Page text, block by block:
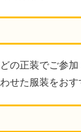
の正装でご参
せた服装をおす